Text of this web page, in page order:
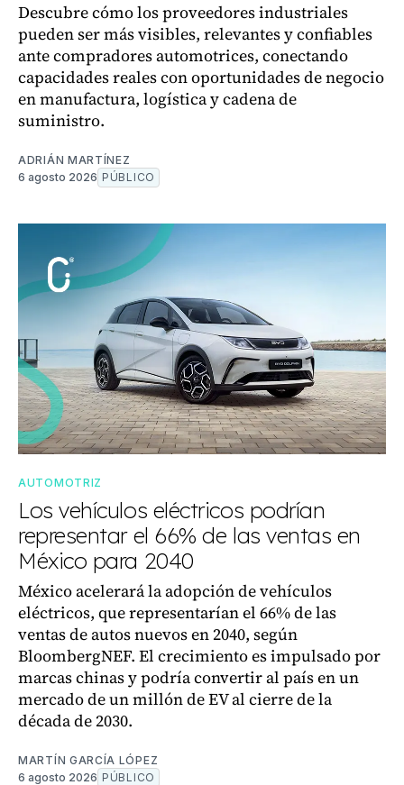
Descubre cómo los proveedores industriales
pueden ser más visibles, relevantes y confiables
ante compradores automotrices, conectando
capacidades reales con oportunidades de negocio
en manufactura, logística y cadena de
suministro.
ADRIÁN MARTÍNEZ
6 agosto 2026 PÚBLICO
AUTOMOTRIZ
Los vehículos eléctricos podrían
representar el 66% de las ventas en
México para 2040
México acelerará la adopción de vehículos
eléctricos, que representarían el 66% de las
ventas de autos nuevos en 2040, según
BloombergNEF. El crecimiento es impulsado por
marcas chinas y podría convertir al país en un
mercado de un millón de EV al cierre de la
década de 2030.
MARTÍN GARCÍA LÓPEZ
6 agosto 2026 PÚBLICO